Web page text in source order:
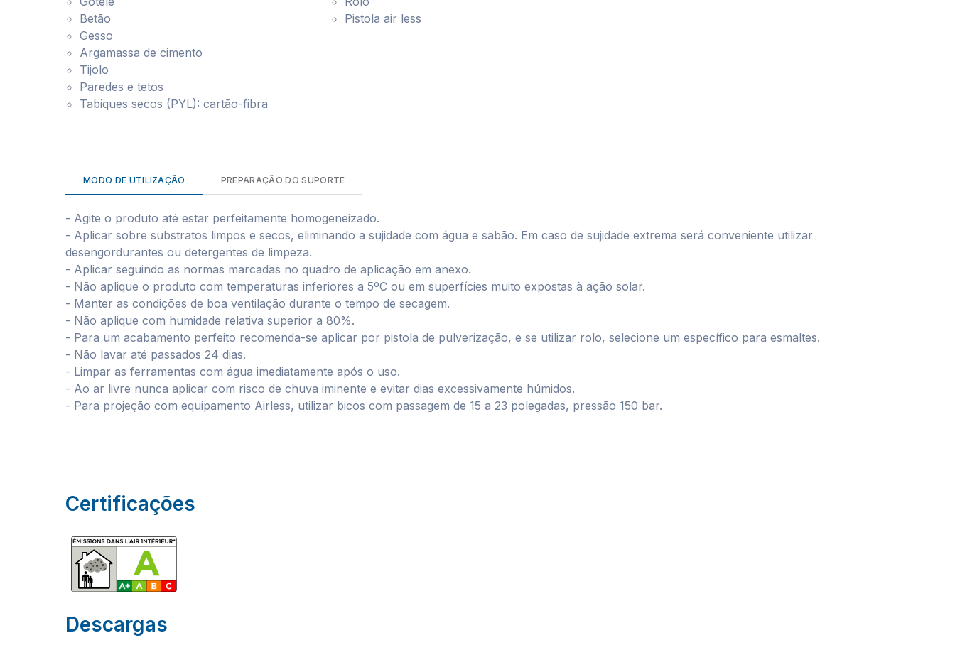
Betão
Gesso
Argamassa de cimento
Tijolo
Paredes e tetos
Tabiques secos (PYL): cartão-fibra
Pistola air less
MODO DE UTILIZAÇÃO PREPARAÇÃO DO SUPORTE
- Agite o produto até estar perfeitamente homogeneizado.
- Aplicar sobre substratos limpos e secos, eliminando a sujidade com água e sabão. Em caso de sujidade extrema será conveniente utilizar
desengordurantes ou detergentes de limpeza.
- Aplicar seguindo as normas marcadas no quadro de aplicação em anexo.
- Não aplique o produto com temperaturas inferiores a 5ºC ou em superfícies muito expostas à ação solar.
- Manter as condições de boa ventilação durante o tempo de secagem.
- Não aplique com humidade relativa superior a 80%.
- Para um acabamento perfeito recomenda-se aplicar por pistola de pulverização, e se utilizar rolo, selecione um específico para esmaltes.
- Não lavar até passados 24 dias.
- Limpar as ferramentas com água imediatamente após o uso.
- Ao ar livre nunca aplicar com risco de chuva iminente e evitar dias excessivamente húmidos.
- Para projeção com equipamento Airless, utilizar bicos com passagem de 15 a 23 polegadas, pressão 150 bar.
Certificações
Descargas